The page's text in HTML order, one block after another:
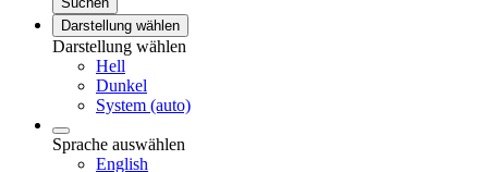
Darstellung wählen
Darstellung wählen
Hell
Dunkel
System (auto)
Sprache auswählen
English